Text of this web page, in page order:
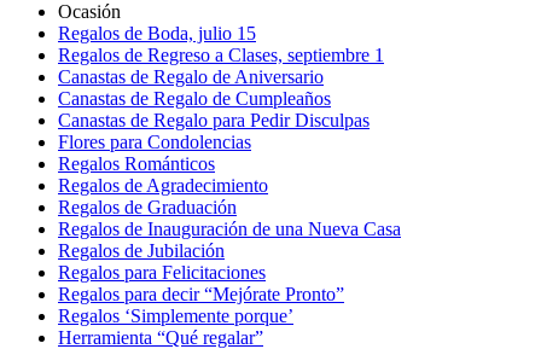
Ocasión
Regalos de Boda, julio 15
Regalos de Regreso a Clases, septiembre 1
Canastas de Regalo de Aniversario
Canastas de Regalo de Cumpleaños
Canastas de Regalo para Pedir Disculpas
Flores para Condolencias
Regalos Románticos
Regalos de Agradecimiento
Regalos de Graduación
Regalos de Inauguración de una Nueva Casa
Regalos de Jubilación
Regalos para Felicitaciones
Regalos para decir “Mejórate Pronto”
Regalos ‘Simplemente porque’
Herramienta “Qué regalar”